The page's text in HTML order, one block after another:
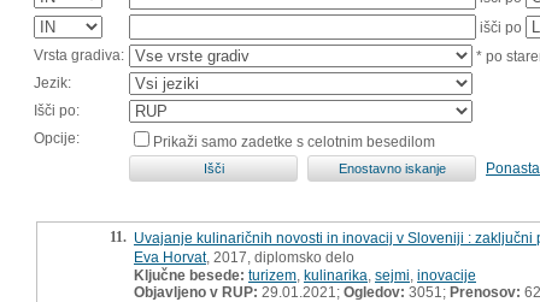
išči po
Vrsta gradiva:
* po
Jezik:
Išči po:
Opcije:
Prikaži samo zadetke s celotnim besedilom
11. Uvajanje kulinaričnih novosti in inovacij v Sloveniji : zaključni
Eva Horvat, 2017, diplomsko delo
Ključne besede: turizem kulinarika sejmi inovacije
Objavljeno v RUP: 29.01.2021; Ogledov: 3051; Prenosov: 62